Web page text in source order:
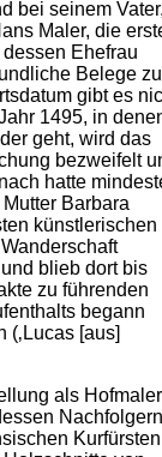
bei seinem
Maler, die
Ehefrau
Belege
gibt es
1495, in
geht, wird das
bezweifelt
hatte
Barbara
künstlerischen
blieb dort bis
zu führenden
begann
[aus]
als
Kurfürsten